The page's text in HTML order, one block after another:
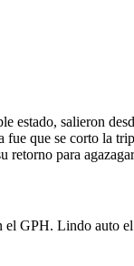
estado, salieron
que se corto la
retorno para
GPH. Lindo auto